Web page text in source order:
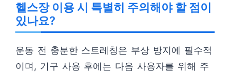
헬스장 이용 시 특별히 주의해야 할 점이
있나요?
운동 전 충분한 스트레칭은 부상 방지에 필수적
이며, 기구 사용 후에는 다음 사용자를 위해 주